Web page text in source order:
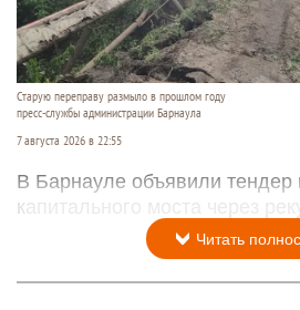
Старую переправу размыло в прошлом году
пресс-службы администрации Барнаула
7 августа 2026 в 22:55
В Барнауле объявили тендер
капитального моста через
Читать